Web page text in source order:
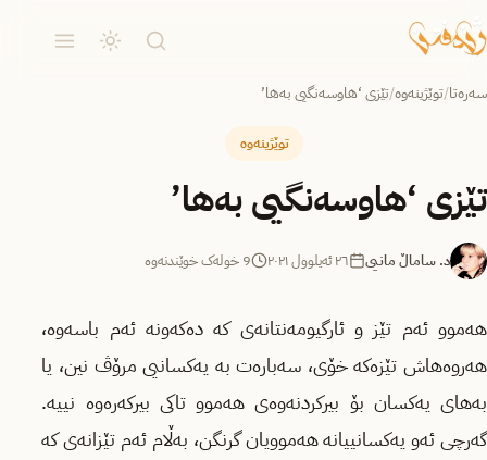
سەرەتا/توێژینەوە/تێزی ‘هاوسەنگیی بەها’
توێژینەوە
تێزی ‘هاوسەنگیی بەها’
د. ساماڵ مانیی ٢٦ ئەیلوول ٢٠٢١ 9 خولەک خوێندنەوە
هەموو ئەم تێز و ئارگیومەنتانەی کە دەکەونە ئەم باسەوە،
هەروەهاش تێزەکە خۆی، سەبارەت بە یەکسانیی مرۆڤ نین، یا
بەهای یەکسان بۆ بیرکردنەوەی هەموو تاکی بیرکەرەوە نییە.
گەرچی ئەو یەکسانییانە هەموویان گرنگن، بەڵام ئەم تێزانەی کە